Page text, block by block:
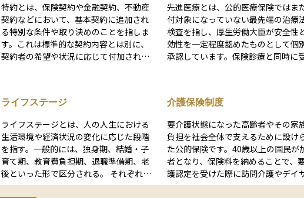
特約とは、保険契約や金融契約、不動産
契約などにおいて、基本契約に追加され
る特別な条件や取り決めのことを指しま
す。これは標準的な契約内容とは別に、
契約者の希望や状況に応じて付加される
があり、基本の保障に加えて追加の保障
度が高い反面、内容や適用条件が複雑に
なることもあるため、契約時にはその内
容を正確に理解しておくことが重要で
す。資産運用や保険設計においては、特
約の有無によって将来のリスク対応力や
先進医療とは、公的医療保険ではま
付対象になっていない最先端の治療
検査を指し、厚生労働大臣が安全性
効性を一定程度認めたものとして個
承認しています。保険診療と同時に
険が適用されるため、患者さんは高
用できる可能性があります。 ただし先進
医療は提供できる医療機関が限られ
り、治療の内容や費用、リスクを十
理解したうえで選択することが大切
す。
ライフステージ
ライフステージとは、人の人生における
生活環境や経済状況の変化に応じた段階
を指す。一般的には、独身期、結婚・子
育て期、教育費負担期、退職準備期、老
後といった形で区分される。 それぞれの
ステージごとに収入や支出、資産運用の
介護保険制度
要介護状態になった高齢者やその家
負担を社会全体で支えるために設け
た公的保険です。40歳以上の国民が
者となり、保険料を納めることで、
護認定を受けた際に訪問介護やデイ
ビス、施設入所など多様な介護サー